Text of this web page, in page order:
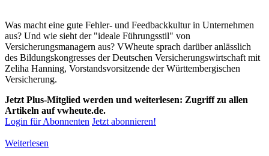
Was macht eine gute Fehler- und Feedbackkultur in Unternehmen
aus? Und wie sieht der "ideale Führungsstil" von
Versicherungsmanagern aus? VWheute sprach darüber anlässlich
des Bildungskongresses der Deutschen Versicherungswirtschaft mit
Zeliha Hanning, Vorstandsvorsitzende der Württembergischen
Versicherung.
Jetzt Plus-Mitglied werden und weiterlesen: Zugriff zu allen
Artikeln auf vwheute.de.
Login für Abonnenten Jetzt abonnieren!
Weiterlesen